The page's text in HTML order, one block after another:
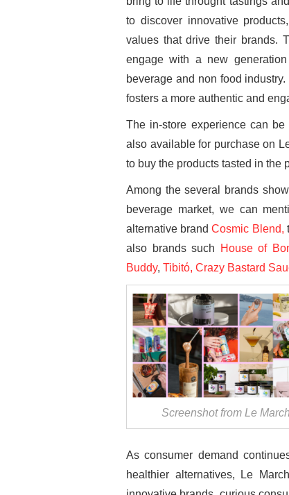
to discover innovative
values that drive their brands.
engage with a new
beverage and non food
fosters a more authentic and
The in-store experience can
also available for purchase on
to buy the products tasted in the
Among the several brands
beverage market, we can
alternative brandCosmic Blend,
also brands such
House of
Buddy, Tibitό, Crazy Bastard
Screenshot from Le
As consumer demand
healthier alternatives, Le